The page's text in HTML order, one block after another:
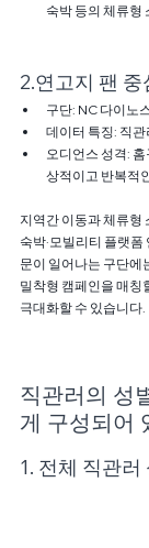
숙박 등의 체류형
2.연고지 팬 중
구단: NC 다이노
데이터 특징: 직
오디언스 성격:
상적이고 반복적
지역간 이동과 체류형
숙박·모빌리티 플랫
문이 일어나는 구단에
밀착형 캠페인을 매칭
극대화할 수 있습니다.
직관러의 성
게 구성되어
1. 전체 직관러